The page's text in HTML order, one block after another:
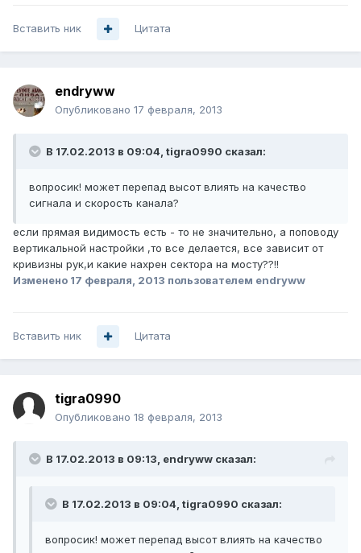
Вставить ник Цитата
endryww
Опубликовано 17 февраля, 2013
В 17.02.2013 в 09:04, tigra0990 сказал:
вопросик! может перепад высот влиять на качество
сигнала и скорость канала?
если прямая видимость есть - то не значительно, а поповоду
вертикальной настройки ,то все делается, все зависит от
кривизны рук,и какие нахрен сектора на мосту??!!
Изменено 17 февраля, 2013 пользователем endryww
Вставить ник Цитата
tigra0990
Опубликовано 18 февраля, 2013
В 17.02.2013 в 09:13, endryww сказал:
В 17.02.2013 в 09:04, tigra0990 сказал:
вопросик! может перепад высот влиять на качество